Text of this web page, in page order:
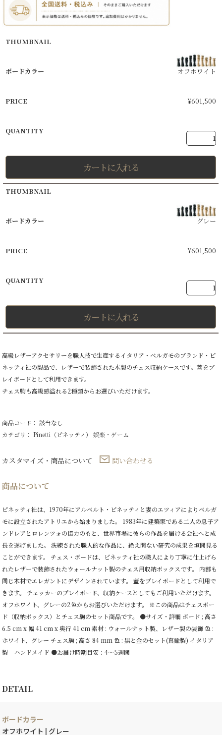
オフホワイト
¥601,500
カートに入れる
グレー
¥601,500
カートに入れる
高級レザーアクセサリーを職人技で生産するイタリア・ベルガモのブランド・ピ
ネッティ社の製品で、レザーで装飾された木製のチェス収納ケースです。蓋をプ
レイボードとして利用できます。
チェス駒も高級感溢れる2種類からお選びいただけます。
商品コード： 該当なし
カテゴリ：Pinetti（ピネッティ） 娯楽・ゲーム
カスタマイズ・商品について 問い合わせる
商品について
ピネッティ社は、1970年にアルベルト・ピネッティと妻のエツィアによりベルガ
モに設立されたアトリエから始まりました。 1983年に建築家である二人の息子ア
ンドレアとロレンツォの協力のもと、世界市場に彼らの作品を届ける会社へと成
長を遂げました。 洗練された職人的な作品に、絶え間ない研究の成果を垣間見る
ことができます。 チェス・ボードは、ピネッティ社の職人により丁寧に仕上げら
れたレザーで装飾されたウォールナット製のチェス用収納ボックスです。 内部も
同じ木材でエレガントにデザインされています。 蓋をプレイボードとして利用で
きます。 チェッカーのプレイボード、収納ケースとしてもご利用いただけます。
オフホワイト、グレーの2色からお選びいただけます。 ※この商品はチェスボー
ド（収納ボックス）とチェス駒のセット商品です。 ●サイズ・詳細 ボード ; 高さ
6.5 cm x 幅 41 cm x 奥行 41 cm 素材 : ウォールナット製、レザー製の装飾 色 :
ホワイト、グレー チェス駒 ; 高さ 84 mm 色 : 黒と金のセット(真鍮製) イタリア
製 ハンドメイド ●お届け時期目安：4～5週間
DETAIL
ボードカラー
オフホワイト | グレー